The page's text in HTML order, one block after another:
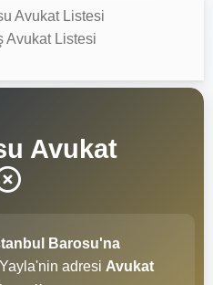
Avukat Listesi
Avukat Listesi
Avukat
Barosu'na
Yayla'nin adresi Avukat